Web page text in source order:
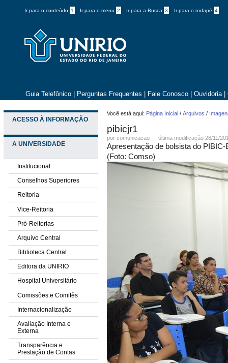
Ir para o conteúdo 1 Ir para o menu 2 Ir para a Busca 3 Ir para o rodapé 4
Guia Telefônico Perguntas Frequentes Fale Conosco Ouvidoria
ACESSO À INFORMAÇÃO
A UNIVERSIDADE
Institucional
Conselhos Superiores
Reitoria
Vice-Reitoria
Pró-Reitorias
Arquivo Central
Biblioteca Central
Editora da UNIRIO
Hospital Universitário
Comissões e Comitês
Internacionalização
Avaliação Interna e
Externa
Transparência e
Prestação de Contas
Você está aqui: Página Inicial /Arquivos /
pibicjr1
por comunicacao —última modificação 28/11/
Apresentação de bolsista do
(Foto: Comso)